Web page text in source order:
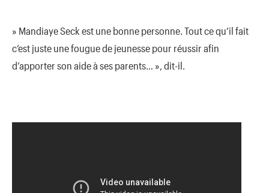
» Mandiaye Seck est une bonne personne. Tout ce qu’il fait
c’est juste une fougue de jeunesse pour réussir afin
d’apporter son aide à ses parents… », dit-il.